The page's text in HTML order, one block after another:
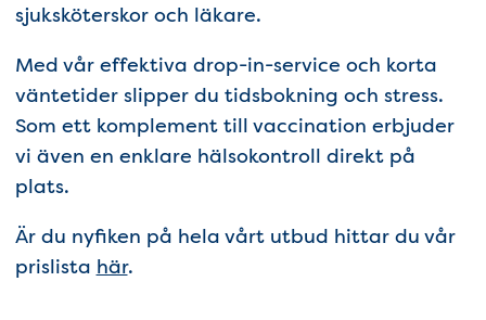
sjuksköterskor och läkare.
Med vår effektiva drop-in-service och korta
väntetider slipper du tidsbokning och stress.
Som ett komplement till vaccination erbjuder
vi även en enklare hälsokontroll direkt på
plats.
Är du nyfiken på hela vårt utbud hittar du vår
prislista här.